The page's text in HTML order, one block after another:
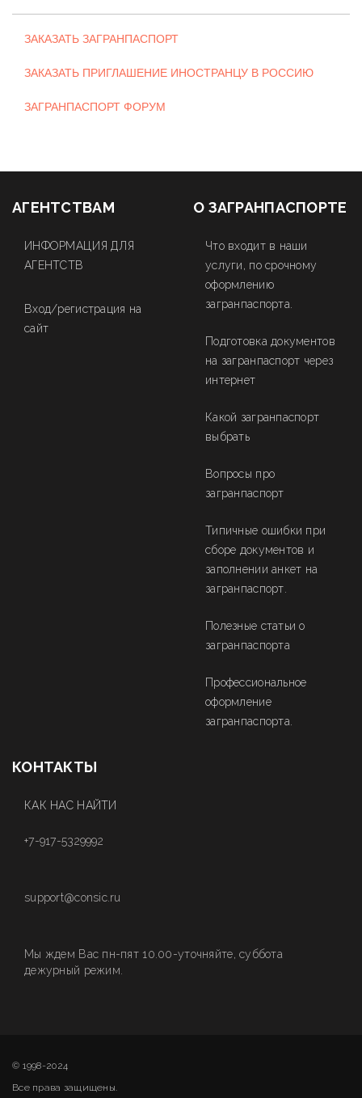
ЗАКАЗАТЬ ЗАГРАНПАСПОРТ
ЗАКАЗАТЬ ПРИГЛАШЕНИЕ ИНОСТРАНЦУ В РОССИЮ
ЗАГРАНПАСПОРТ ФОРУМ
АГЕНТСТВАМ
ИНФОРМАЦИЯ ДЛЯ
АГЕНТСТВ
Вход/регистрация на
сайт
О ЗАГРАНПАСПОРТЕ
Что входит в наши
услуги, по срочному
оформлению
загранпаспорта.
Подготовка документов
на загранпаспорт через
интернет
Какой загранпаспорт
выбрать
Вопросы про
загранпаспорт
Типичные ошибки при
сборе документов и
заполнении анкет на
загранпаспорт.
Полезные статьи о
загранпаспорта
Профессиональное
оформление
загранпаспорта.
КОНТАКТЫ
КАК НАС НАЙТИ
+7-917-5329992
support@consic.ru
Мы ждем Вас пн-пят 10.00-уточняйте, суббота
дежурный режим.
© 1998-2024
Все права защищены.